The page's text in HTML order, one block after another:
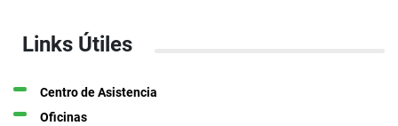
Links Útiles
Centro de Asistencia
Oficinas